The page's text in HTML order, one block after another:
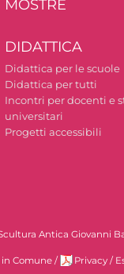
MOSTRE
DIDATTICA
Didattica per le scuole
Didattica per tutti
Incontri per docenti e
universitari
Progetti accessibili
Antica Giovanni
in Comune / Privacy /